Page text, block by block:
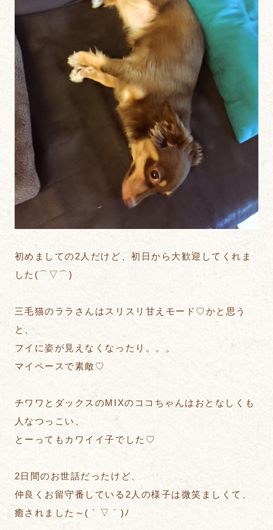
初めましての2人だけど、初日から大歓迎してくれま
した(⌒▽⌒)
三毛猫のララさんはスリスリ甘えモード♡かと思う
と、
フイに姿が見えなくなったり。。。
マイペースで素敵♡
チワワとダックスのMIXのココちゃんはおとなしくも
人なつっこい、
とーってもカワイイ子でした♡
2日間のお世話だったけど、
仲良くお留守番している2人の様子は微笑ましくて、
癒されました～( ´ ▽ ` )ﾉ